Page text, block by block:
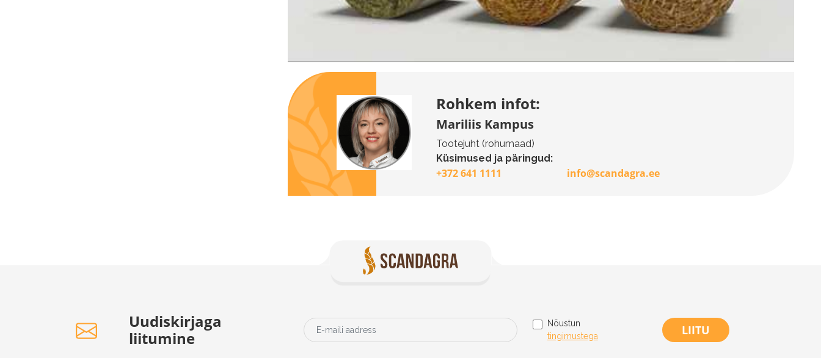
Rohkem infot:
Mariliis Kampus
Tootejuht (rohumaad)
Küsimused ja päringud:
+372 641 1111 info@scandagra.ee
Uudiskirjaga
liitumine
Nõustun
tingimustega
LIITU